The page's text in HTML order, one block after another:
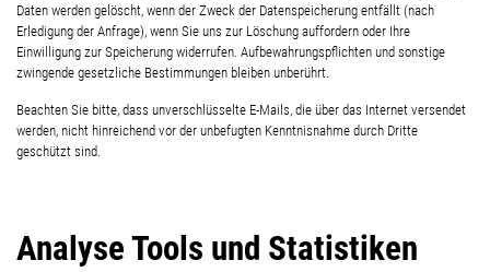
Daten werden gelöscht, wenn der Zweck der Datenspeicherung entfällt (nach
Erledigung der Anfrage), wenn Sie uns zur Löschung auffordern oder Ihre
Einwilligung zur Speicherung widerrufen. Aufbewahrungspflichten und sonstige
zwingende gesetzliche Bestimmungen bleiben unberührt.
Beachten Sie bitte, dass unverschlüsselte E-Mails, die über das Internet versendet
werden, nicht hinreichend vor der unbefugten Kenntnisnahme durch Dritte
geschützt sind.
Analyse Tools und Statistiken